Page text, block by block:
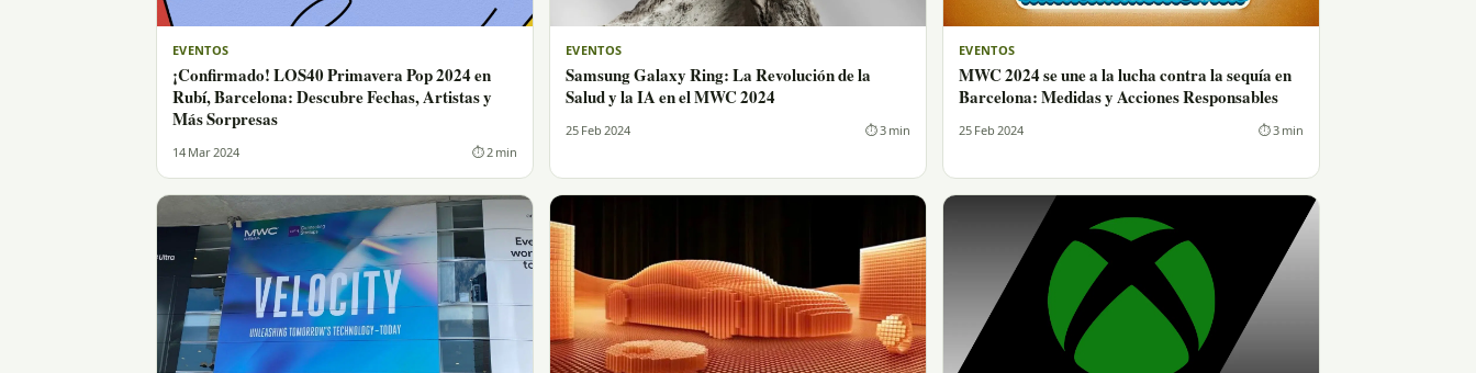
EVENTOS
¡Confirmado! LOS40 Primavera Pop 2024 en
Rubí, Barcelona: Descubre Fechas, Artistas y
Más Sorpresas
14 Mar 2024 ⏱ 2 min
EVENTOS
Samsung Galaxy Ring: La Revolución de la
Salud y la IA en el MWC 2024
25 Feb 2024 ⏱ 3 min
EVENTOS
MWC 2024 se une a la lucha contra la sequía en
Barcelona: Medidas y Acciones Responsables
25 Feb 2024 ⏱ 3 min